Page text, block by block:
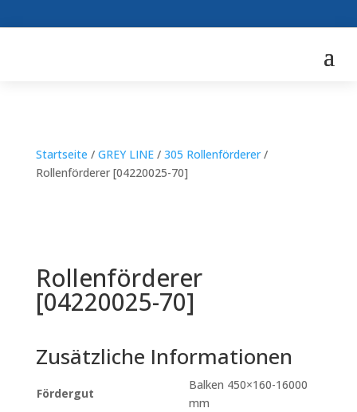
Startseite / GREY LINE/ 305 Rollenförderer/
Rollenförderer [04220025-70]
Rollenförderer
[04220025-70]
Zusätzliche Informationen
Fördergut
Balken 450×160-16000
mm